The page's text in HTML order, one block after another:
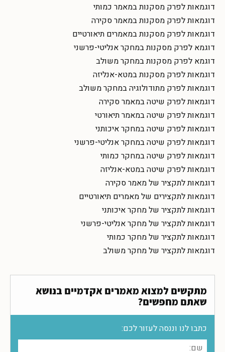
דוגמאות לפרק מסקנות במאמר כמותי
דוגמאות לפרק מסקנות במאמר סקירה
דוגמאות לפרק מסקנות במאמרים תיאורטיים
דוגמא לפרק מסקנות במחקר אנליטי-פרשני
דוגמא לפרק מסקנות במחקר משולב
דוגמאות לפרק מסקנות במטא-אנליזה
דוגמאות לפרק מתודולוגיה במחקר משולב
דוגמאות לפרק שיטה במאמר סקירה
דוגמאות לפרק שיטה במאמר תיאורטי
דוגמאות לפרק שיטה במחקר איכותני
דוגמאות לפרק שיטה במחקר אנליטי-פרשני
דוגמאות לפרק שיטה במחקר כמותי
דוגמאות לפרק שיטה במטא-אנליזה
דוגמאות לתקציר של מאמר סקירה
דוגמאות לתקצירים של מאמרים תיאורטיים
דוגמאות לתקציר של מחקר איכותני
דוגמאות לתקציר של מחקר אנליטי-פרשני
דוגמאות לתקציר של מחקר כמותי
דוגמאות לתקציר של מחקר משולב
מתקשים למצוא מאמרים אקדמיים בנושא
שאתם מחפשים?
כתבו לנו וננסה לעזור לכם: